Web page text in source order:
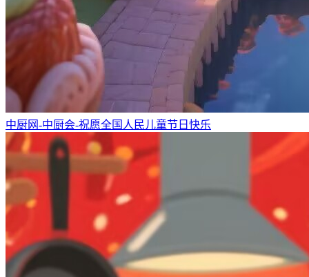
中厨网-中厨会-祝愿全国人民儿童节日快乐